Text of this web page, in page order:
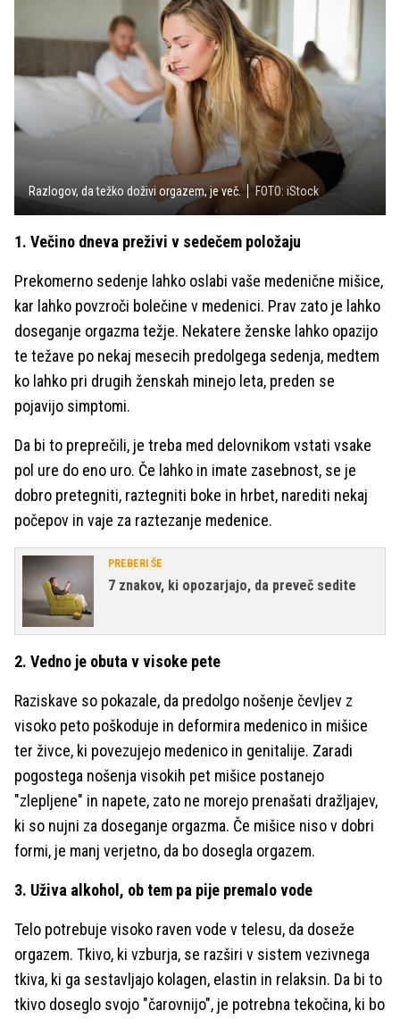
Razlogov, da težko doživi orgazem, je več. FOTO: iStock
1. Večino dneva preživi v sedečem položaju
Prekomerno sedenje lahko oslabi vaše medenične mišice,
kar lahko povzroči bolečine v medenici. Prav zato je lahko
doseganje orgazma težje. Nekatere ženske lahko opazijo
te težave po nekaj mesecih predolgega sedenja, medtem
ko lahko pri drugih ženskah minejo leta, preden se
pojavijo simptomi.
Da bi to preprečili, je treba med delovnikom vstati vsake
pol ure do eno uro. Če lahko in imate zasebnost, se je
dobro pretegniti, raztegniti boke in hrbet, narediti nekaj
počepov in vaje za raztezanje medenice.
PREBERI ŠE
7 znakov, ki opozarjajo, da preveč sedite
2. Vedno je obuta v visoke pete
Raziskave so pokazale, da predolgo nošenje čevljev z
visoko peto poškoduje in deformira medenico in mišice
ter živce, ki povezujejo medenico in genitalije. Zaradi
pogostega nošenja visokih pet mišice postanejo
"zlepljene" in napete, zato ne morejo prenašati dražljajev,
ki so nujni za doseganje orgazma. Če mišice niso v dobri
formi, je manj verjetno, da bo dosegla orgazem.
3. Uživa alkohol, ob tem pa pije premalo vode
Telo potrebuje visoko raven vode v telesu, da doseže
orgazem. Tkivo, ki vzburja, se razširi v sistem vezivnega
tkiva, ki ga sestavljajo kolagen, elastin in relaksin. Da bi to
tkivo doseglo svojo "čarovnijo", je potrebna tekočina, ki bo